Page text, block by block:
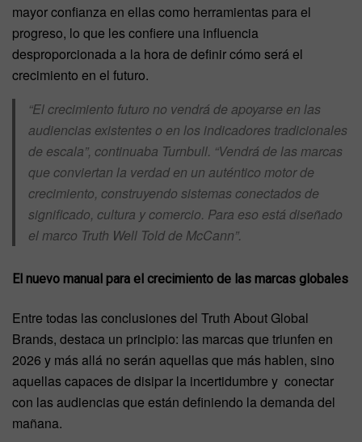
mayor confianza en ellas como herramientas para el
progreso, lo que les confiere una influencia
desproporcionada a la hora de definir cómo será el
crecimiento en el futuro.
“El crecimiento futuro no vendrá de apoyarse en las
audiencias existentes o en los indicadores tradicionales
de escala”, continuaba Turnbull. “Vendrá de las marcas
que conviertan la verdad en un auténtico motor de
crecimiento, construyendo sistemas conectados de
significado, cultura y comercio. Para eso está diseñado
el marco Truth Well Told de McCann”.
El nuevo manual para el crecimiento de las marcas globales
Entre todas las conclusiones del Truth About Global
Brands, destaca un principio: las marcas que triunfen en
2026 y más allá no serán aquellas que más hablen, sino
aquellas capaces de disipar la incertidumbre y conectar
con las audiencias que están definiendo la demanda del
mañana.